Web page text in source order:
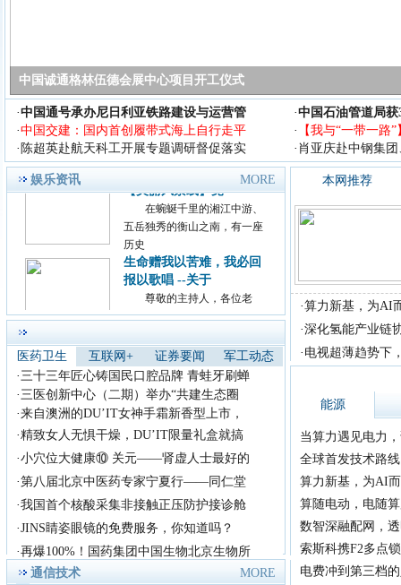
中国诚通格林伍德会展中心项目开工仪式
·中国通号承办尼日利亚铁路建设与运营管 ·中国石油管道局
·中国交建：国内首创履带式海上自行走平 ·
【我与“一带一路
· 陈超英赴航天科工开展专题调研督促落实 · 肖亚庆赴中钢集
娱乐资讯 MORE
励志歌手杨洪强放歌中国
演艺又见山里红
励志歌手杨洪强放歌中国演艺
又见山里红 首届《放歌中国》
歌手
哇！湖南大事件，这道
在蜿蜒千里的湘江中游、
五岳独秀的衡山之南，有一座
历史
生命赠我以苦难，我必回
报以歌唱 --关于
尊敬的主持人，各位老
师，亲爱的观众朋友： 今
天，借
赛全国总决赛！
首届《放歌中国》歌手大
赛组织委员会，拟定于2018年
8月在
2018腾讯影业发布会：多
部国产漫改真人
&middot;共生&rdquo;的腾讯影
业
王中磊出席2018 亚洲旅游
今天(9月14日)，2018 亚
洲旅游产业年会在上海举行，
医药卫生 互联网+ 证券要闻
军工动态
·三十三年匠心铸国民口腔品牌 青蛙牙刷蝉
·三医创新中心（二期）举办“共建生态圈
·来自澳洲的DU’IT女神手霜新香型上市，
·精致女人无惧干燥，DU’IT限量礼盒就搞
·小穴位大健康⑩ 关元——肾虚人士最好的
·第八届北京中医药专家宁夏行——同仁堂
·我国首个核酸采集非接触正压防护接诊舱
·JINS睛姿眼镜的免费服务，你知道吗？
·再爆100%！国药集团中国生物北京生物所
通信技术
MORE
本网推荐
·算力新基，为AI
·深化氢能产业链
· 电视超薄趋势下
能源
当算力遇见电力
全球首发技术路
算力新基，为AI
算随电动，电随
数智深融配网，
索斯科携F2多点
电费冲到第三档